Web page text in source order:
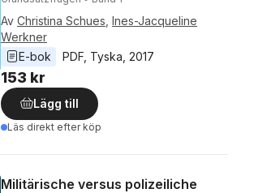
Av Christina Schues Ines-Jacqueline
Werkner
E-bok
PDF Tyska 2017
153 kr
Lägg till
Läs direkt efter köp
Militärische versus polizeiliche